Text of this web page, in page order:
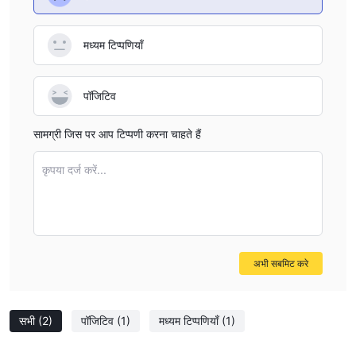
सभी (2) पॉजिटिव (1) मध्यम टिप्पणियाँ (1)
मध्यम टिप्पणियाँ
पॉजिटिव
सामग्री जिस पर आप टिप्पणी करना चाहते हैं
कृपया दर्ज करें...
अभी सबमिट करे